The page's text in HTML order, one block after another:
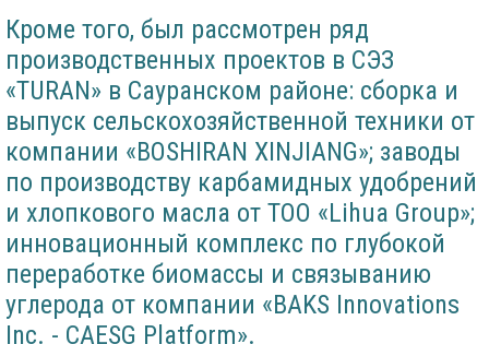
Кроме того, был рассмотрен ряд
производственных проектов в СЭЗ
«TURAN» в Сауранском районе: сборка и
выпуск сельскохозяйственной техники от
компании «BOSHIRAN XINJIANG»; заводы
по производству карбамидных удобрений
и хлопкового масла от ТОО «Lihua Group»;
инновационный комплекс по глубокой
переработке биомассы и связыванию
углерода от компании «BAKS Innovations
Inc. - CAESG Platform».